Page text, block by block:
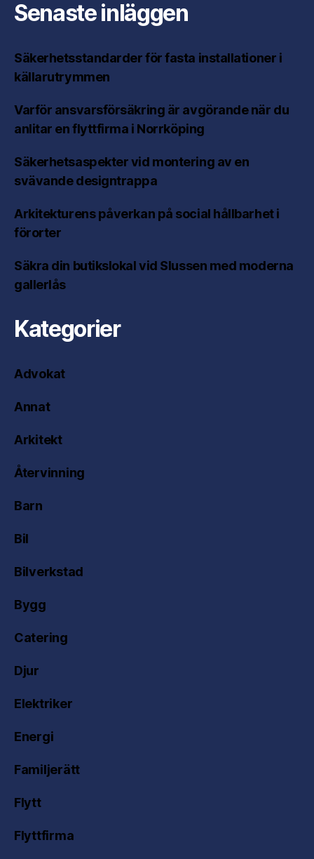
Senaste inläggen
Säkerhetsstandarder för fasta installationer i
källarutrymmen
Varför ansvarsförsäkring är avgörande när du
anlitar en flyttfirma i Norrköping
Säkerhetsaspekter vid montering av en
svävande designtrappa
Arkitekturens påverkan på social hållbarhet i
förorter
Säkra din butikslokal vid Slussen med moderna
gallerlås
Kategorier
Advokat
Annat
Arkitekt
Återvinning
Barn
Bil
Bilverkstad
Bygg
Catering
Djur
Elektriker
Energi
Familjerätt
Flytt
Flyttfirma